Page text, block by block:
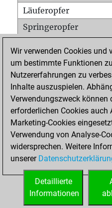
Läuferopfer
Springeropfer
Matt auf vollem Brett
Bauer setzt Matt
Erstickte Matts
Unterverwandlungen
Türme auf der siebten
STARTSEITE
Wir verwenden Cookies und
um bestimmte Funktionen
Nutzererfahrungen zu
Inhalte auszuspielen.
Verwendungszweck können
erforderlichen Cookies auch
Marketing-Cookies
Verwendung von Analyse-
widersprechen. Weitere
unserer
Detaillierte
Informationen